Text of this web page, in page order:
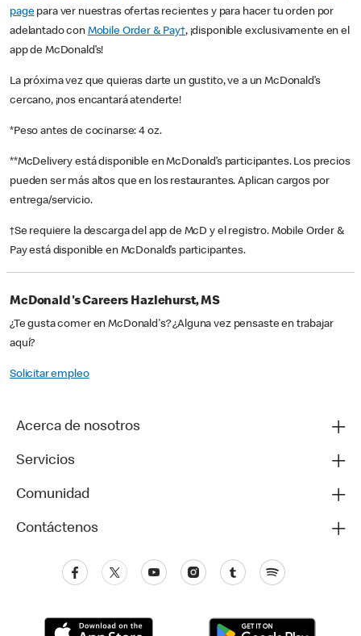
pagepara ver nuestras ofertas recientes y para hacer tu orden por
adelantado con Mobile Order & Pay†, ¡disponible exclusivamente en el
app de McDonald’s!
La próxima vez que quieras darte un gustito, ve a un McDonald’s
cercano, ¡nos encantará atenderte!
*Peso antes de cocinarse: 4 oz.
**McDelivery está disponible en McDonald’s participantes. Los precios
pueden ser más altos que en los restaurantes. Aplican cargos por
entrega/servicio.
†Se requiere la descarga del app de McD y el registro. Mobile Order &
Pay está disponible en McDonald’s participantes.
McDonald's Careers Hazlehurst, MS
¿Te gusta comer en McDonald's? ¿Alguna vez pensaste en trabajar
aquí?
Solicitar empleo
Acerca de nosotros
Servicios
Comunidad
Contáctenos